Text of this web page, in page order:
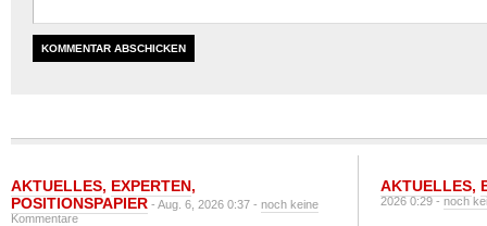
AKTUELLES, EXPERTEN,
POSITIONSPAPIER - Aug. 6, 2026 0:37 - noch keine
Kommentare
AKTUELLES,
2026 0:29 -noch